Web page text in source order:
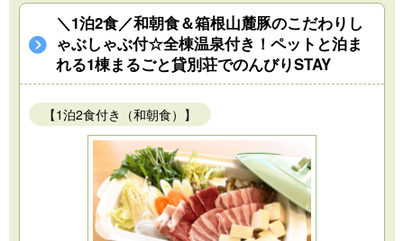
＼1泊2食／和朝食＆箱根山麓豚のこだわりし
ゃぶしゃぶ付☆全棟温泉付き！ペットと泊ま
れる1棟まるごと貸別荘でのんびりSTAY
【1泊2食付き（和朝食）】